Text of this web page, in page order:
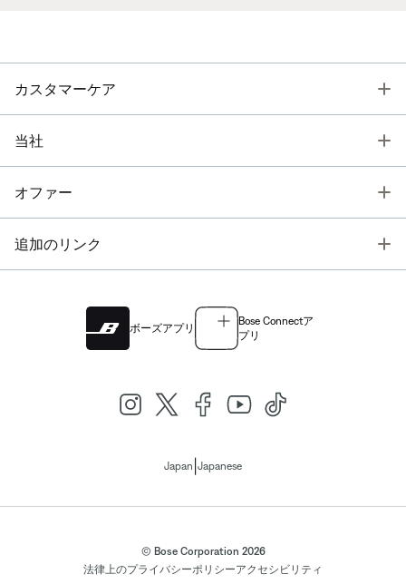
カスタマーケア
当社
オファー
追加のリンク
ボーズアプリ
Bose Connectア
プリ
Japan Japanese
© Bose Corporation 2026
法律上のプライバシーポリシーアクセシビリティ